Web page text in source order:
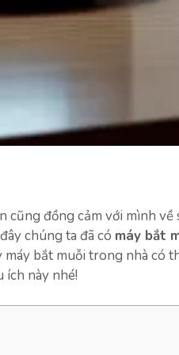
cũng đồng cảm với mình về
chúng ta đã có máy bắt
bắt muỗi trong nhà có
ích này nhé!